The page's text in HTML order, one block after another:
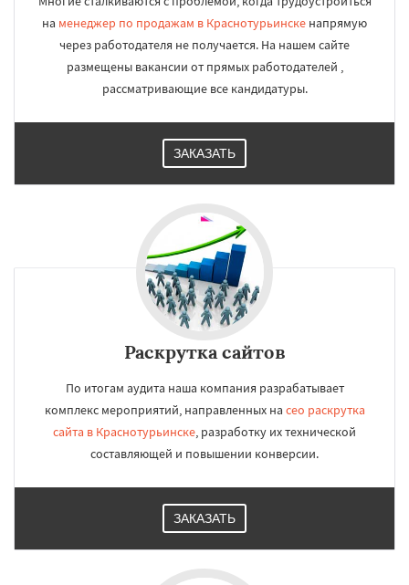
на менеджер по продажам в Краснотурьинске напрямую
через работодателя не получается. На нашем сайте
размещены вакансии от прямых работодателей ,
рассматривающие все кандидатуры.
ЗАКАЗАТЬ
Раскрутка сайтов
По итогам аудита наша компания разрабатывает
комплекс мероприятий, направленных на сео раскрутка
сайта в Краснотурьинске, разработку их технической
составляющей и повышении конверсии.
ЗАКАЗАТЬ